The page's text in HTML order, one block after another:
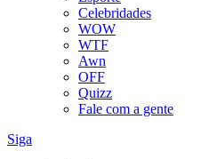
Celebridades
WOW
WTF
Awn
OFF
Quizz
Fale com a gente
Siga